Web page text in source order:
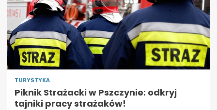
TURYSTYKA
Piknik Strażacki w Pszczynie: odkryj
tajniki pracy strażaków!